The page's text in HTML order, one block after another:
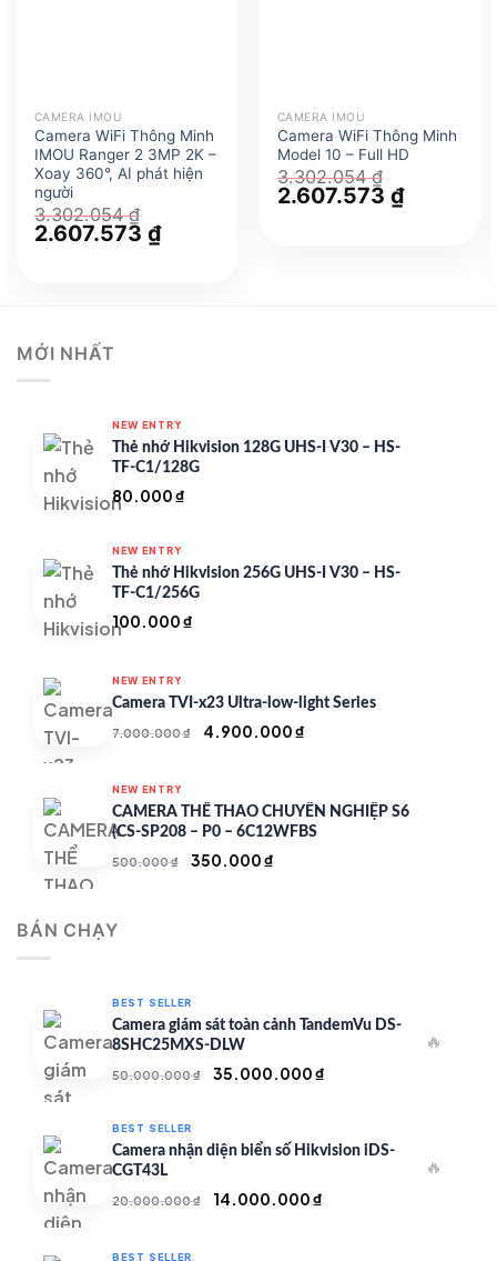
CAMERA IMOU
Camera WiFi Thông Minh
IMOU Ranger 2 3MP 2K –
Xoay 360°, AI phát hiện
người
3.302.054₫
Giá
gốc
2.607.573 ₫Giá
hiện
CAMERA IMOU
Camera WiFi Thông Minh
Model 10 – Full HD
3.302.054₫
Giá
gốc
2.607.573 ₫Giá
hiện
MỚI NHẤT
NEW ENTRY
Thẻ nhớ Hikvision 128G UHS-I V30 – HS-
TF-C1/128G
80.000₫
NEW ENTRY
Thẻ nhớ Hikvision 256G UHS-I V30 – HS-
TF-C1/256G
100.000₫
NEW ENTRY
Camera TVI-x23 Ultra-low-light Series
7.000.000₫
Giá
7.000.000 ₫.
4.900.000₫
là:
4.900.000 ₫.
NEW ENTRY
CAMERA THỂ THAO CHUYÊN NGHIỆP S6
(CS-SP208 – P0 – 6C12WFBS
500.000₫
Giá
350.000₫
BÁN CHẠY
BEST SELLER
Camera giám sát toàn cảnh TandemVu DS-
8SHC25MXS-DLW
50.000.000₫
Giá
50.000.000 ₫.
35.000.000₫
là:
35.000.000 ₫.
🔥
BEST SELLER
Camera nhận diện biển số Hikvision iDS-
CGT43L
20.000.000₫
Giá
14.000.000₫
🔥
BEST SELLER